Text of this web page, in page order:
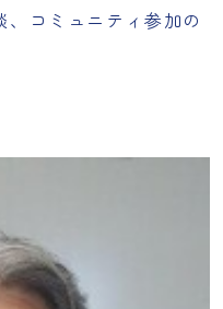
コミュニティ参加の